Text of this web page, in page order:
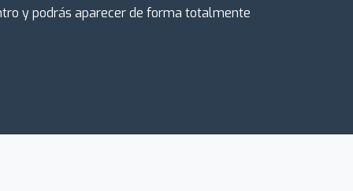
y podrás aparecer de forma totalmente